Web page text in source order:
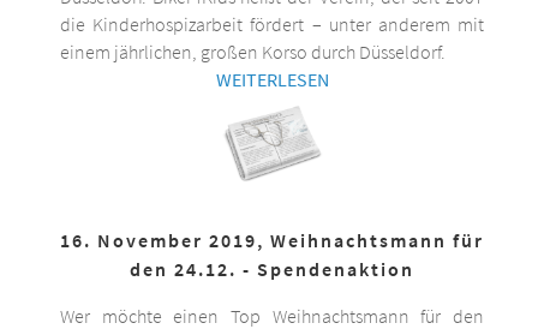
die Kinderhospizarbeit fördert – unter anderem mit
einem jährlichen, großen Korso durch Düsseldorf.
WEITERLESEN
16. November 2019, Weihnachtsmann für
den 24.12. - Spendenaktion
Wer möchte einen Top Weihnachtsmann für den